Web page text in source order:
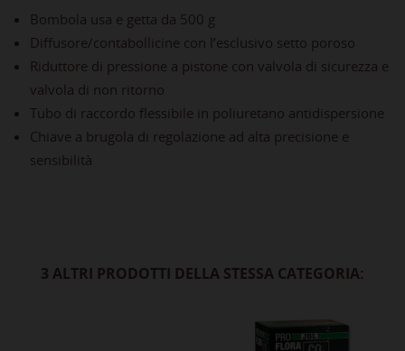
Bombola usa e getta da 500 g
Diffusore/contabollicine con l’esclusivo setto poroso
Riduttore di pressione a pistone con valvola di sicurezza e
valvola di non ritorno
Tubo di raccordo flessibile in poliuretano antidispersione
Chiave a brugola di regolazione ad alta precisione e
sensibilità
3 ALTRI PRODOTTI DELLA STESSA CATEGORIA: